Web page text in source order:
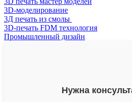
3D-моделирование
3Д печать из смолы
3D-печать FDM технология
Промышленный дизайн
Нужна